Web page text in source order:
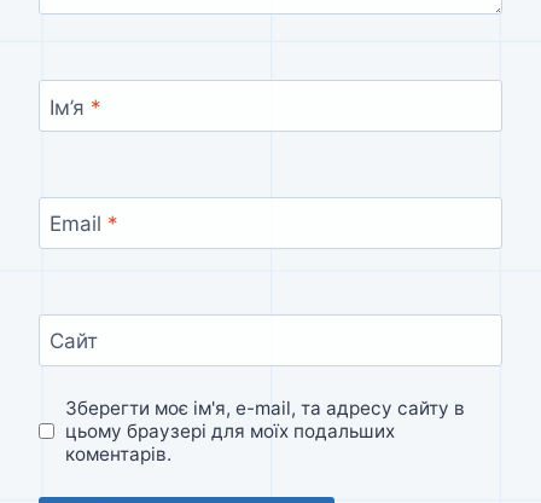
Ім’я *
Email *
Сайт
Зберегти моє ім'я, e-mail, та адресу сайту в
цьому браузері для моїх подальших
коментарів.